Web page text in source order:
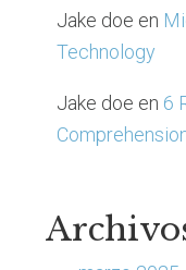
Jake doe en
Technology
Jake doe en 6